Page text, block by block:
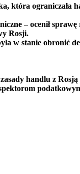
która ograniczała
– ocenił
Rosji.
w stanie obronić
handlu z Rosją